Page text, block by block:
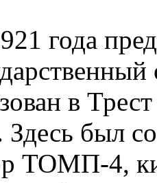
года
в
Здесь был
ТОМП-4,